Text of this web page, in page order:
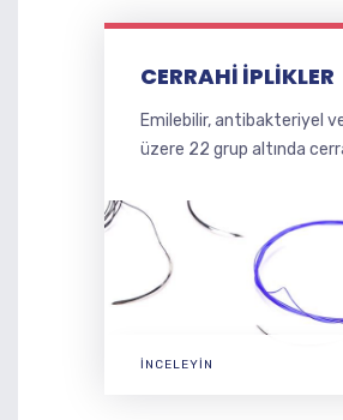
CERRAHI İPLIKLER
Emilebilir, antibakteriyel
üzere 22 grup altında
İNCELEYIN